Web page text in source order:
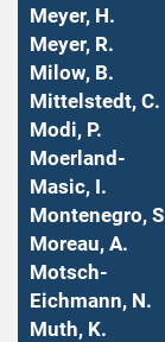
Meyer, H.
Meyer, R.
Milow, B.
Mittelstedt, C.
Modi, P.
Moerland-
Masic, I.
Montenegro,
Moreau, A.
Motsch-
Eichmann, N.
Muth, K.